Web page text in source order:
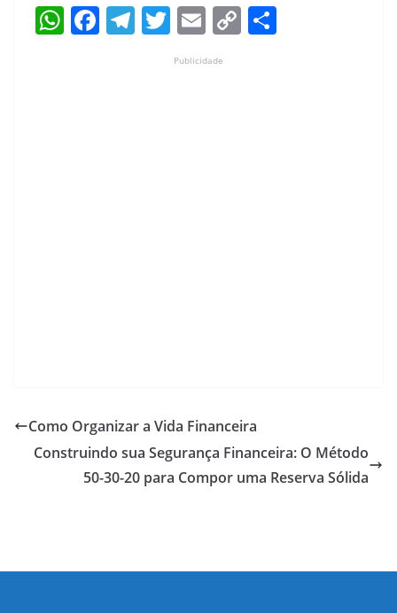
W F T T
w
itt
E
m
ai
C
Publicidade
Como Organizar a Vida Financeira
Construindo sua Segurança Financeira: O Método
50-30-20 para Compor uma Reserva Sólida